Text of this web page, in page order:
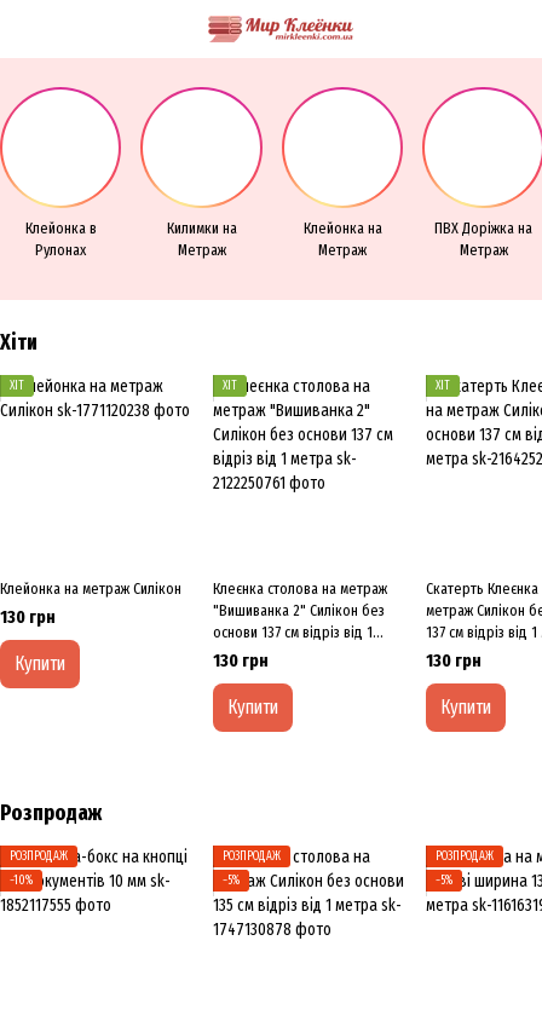
Клейонка в
Рулонах
Килимки на
Метраж
Клейонка на
Метраж
ПВХ Доріжка на
Метраж
Хіти
ХІТ
Клейонка на метраж Силікон
130 грн
Купити
ХІТ
Клеєнка столова на метраж
"Вишиванка 2" Силікон без
основи 137 см відріз від 1
метра
130 грн
Купити
ХІТ
Скатерть
метраж Силікон
137 см відріз від
130 грн
Купити
Розпродаж
РОЗПРОДАЖ
−10%
РОЗПРОДАЖ
−5%
РОЗПРОДАЖ
−5%